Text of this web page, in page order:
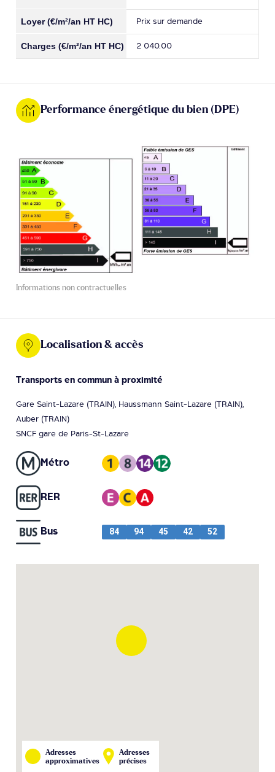
Prix sur demande
2 040.00
Performance énergétique du bien (DPE)
Informations non contractuelles
Localisation & accès
Transports en commun à proximité
Gare Saint-Lazare (TRAIN), Haussmann Saint-Lazare (TRAIN),
Auber (TRAIN)
SNCF gare de Paris-St-Lazare
Métro
RER
Bus 84 94 45 42 52
Adresses
approximatives
Adresses
précises